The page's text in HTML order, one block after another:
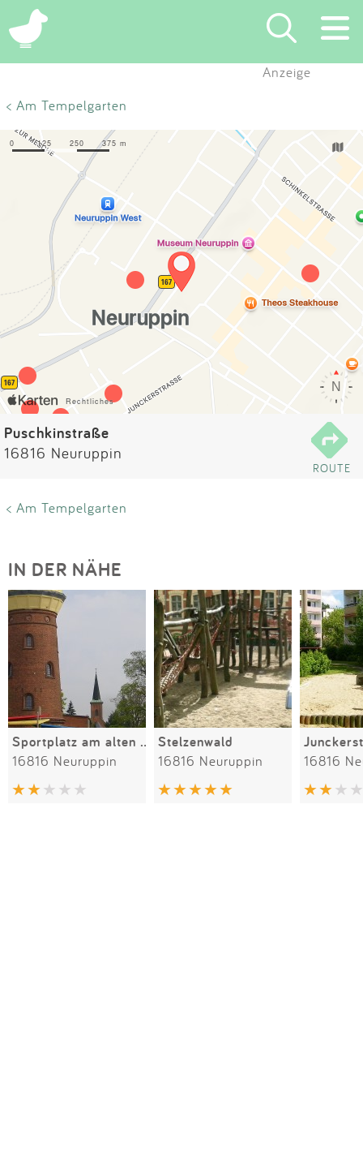
×
Eintragen
Blog
Partner
Kontakt
Impressum
Anzeige
< Am Tempelgarten
Puschkinstraße
16816 Neuruppin
ROUTE
< Am Tempelgarten
IN DER NÄHE
Sportplatz am alten Wasserturm
16816 Neuruppin
Stelzenwald
16816 Neuruppin 16816